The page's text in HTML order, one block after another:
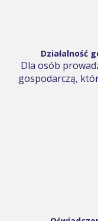
Działalność
Dla osób
gospodarczą,